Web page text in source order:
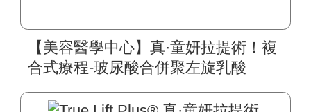
【美容醫學中心】真·童妍拉提術！複
合式療程-玻尿酸合併聚左旋乳酸